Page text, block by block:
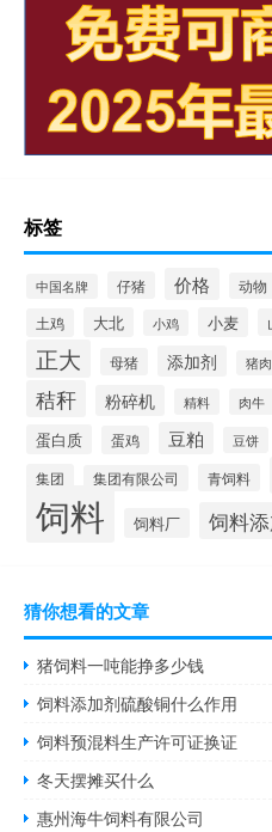
标签
中国名牌 仔猪 价格 动物
土鸡 大北 小鸡 小麦
正大 母猪 添加剂 猪肉
秸秆 粉碎机 精料 肉牛
蛋白质 蛋鸡 豆粕 豆饼
集团 集团有限公司 青饲料
饲料 饲料厂 饲料
猜你想看的文章
猪饲料一吨能挣多少钱
饲料添加剂硫酸铜什么作用
饲料预混料生产许可证换证
冬天摆摊买什么
惠州海牛饲料有限公司